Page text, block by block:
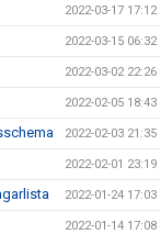
2022-03-17 17:12
2022-03-15 06:32
2022-03-02 22:26
2022-02-05 18:43
2022-02-03 21:35
2022-02-01 23:19
2022-01-24 17:03
2022-01-14 17:08